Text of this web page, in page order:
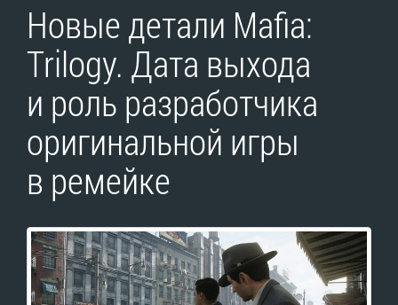
Новые детали Mafia:
Trilogy. Дата выхода
и роль разработчика
оригинальной игры
в ремейке